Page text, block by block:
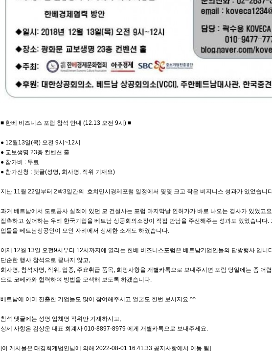
■ 한베 비즈니스 포럼 참석 안내 (12.13 오전 9시) ■
● 12월13일(목) 오전 9시~12시
● 교보생명 23층 컨벤션 홀
● 참가비 : 무료
● 참가신청 : 댓글(성명, 회사명, 직위 기재요)
지난 11월 22일부터 2박3일간의 호치민시경제포럼 일정에서 몇몇 크고 작은 비지니스 성과가 있었습니
과거 베트남에서 도로공사 실적이 있던 모 건설사는 포럼 마지막날 인허가가 바로 나오는 경사가 있었고
접촉하고 싶어하는 우리 한국기업을 베트남 상공회의소장이 직접 만남을 주선해주는 성과도 있었습니다.
업들을 베트남상공인이 모인 자리에서 상세한 소개도 하였습니다.
이제 12월 13일 오전9시부터 12시까지에 열리는 한베 비즈니스포럼은 베트남기업인들의 답방행사 입니
단순한 행사 참석으로 끝나지 않고,
회사명, 참석자명, 직위, 업종, 주요취급 품목, 희망사항을 개별카톡으로 보내주시면 포럼 당일에는 좀 어
으로 코베카와 협력하여 방법을 모색해 보도록 하겠습니다.
베트남에 이미 진출한 기업들도 많이 참여해주시고 얼굴도 한번 보시지요.^^
참석 댓글에는 성명 업체명 직위만 기재하시고,
상세 사항은 김상운 대표 회계사 010-8897-8979 에게 개별카톡으로 보내주세요.
[이 게시물은 태경회계법인님에 의해 2022-08-01 16:41:33 공지사항에서 이동 됨]